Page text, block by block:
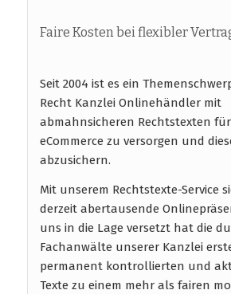
Faire Kosten bei flexibler
Seit 2004 ist es ein
Recht Kanzlei Onlinehändler mit
abmahnsicheren Rechtstexten
eCommerce zu versorgen und
abzusichern.
Mit unserem Rechtstexte-Service
derzeit abertausende
uns in die Lage versetzt hat die
Fachanwälte unserer Kanzlei
permanent kontrollierten und
Texte zu einem mehr als fairen